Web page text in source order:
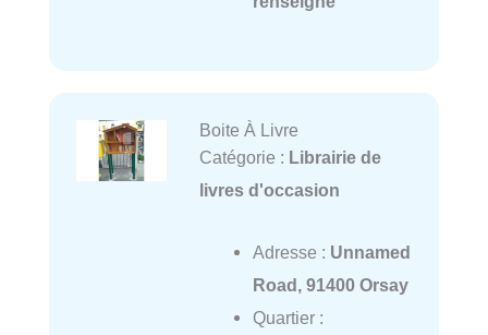
Boite À Livre
Catégorie : Librairie de
livres d'occasion
Adresse : Unnamed
Road, 91400 Orsay
Quartier :